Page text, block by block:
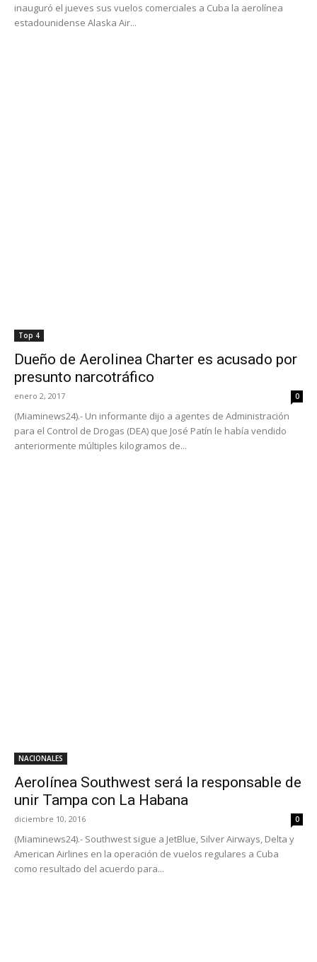
inauguró el jueves sus vuelos comerciales a Cuba la aerolínea
estadounidense Alaska Air...
Top 4
Dueño de Aerolinea Charter es acusado por
presunto narcotráfico
enero 2, 2017 0
(Miaminews24).- Un informante dijo a agentes de Administración
para el Control de Drogas (DEA) que José Patín le había vendido
anteriormente múltiples kilogramos de...
NACIONALES
Aerolínea Southwest será la responsable de
unir Tampa con La Habana
diciembre 10, 2016 0
(Miaminews24).- Southwest sigue a JetBlue, Silver Airways, Delta y
American Airlines en la operación de vuelos regulares a Cuba
como resultado del acuerdo para...